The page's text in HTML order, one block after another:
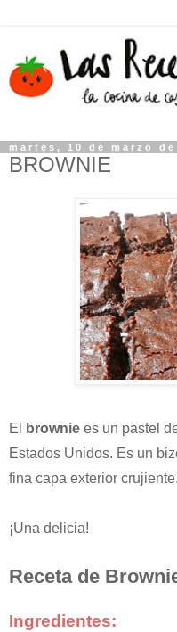
martes, 10 de marzo de
BROWNIE
El brownie es un pastel
Estados Unidos. Es un
fina capa exterior crujiente.
¡Una delicia!
Receta de
Ingredientes: